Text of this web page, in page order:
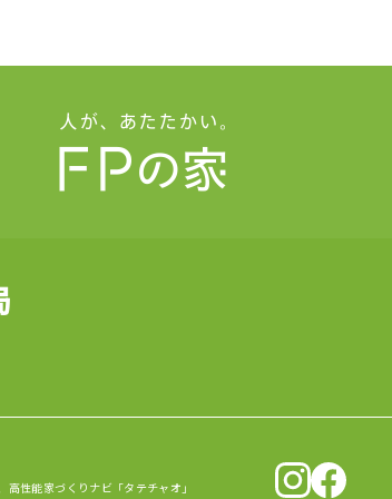
高性能家づくりナビ「タテチャオ」